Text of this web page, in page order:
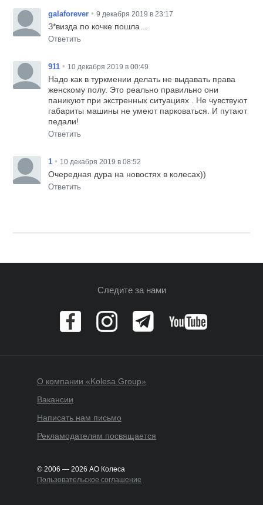
galaforever • 9 декабря 2019 в 23:17
З*визда по кочке пошла…
Ответить
911 • 10 декабря 2019 в 00:49
Надо как в туркмении делать не выдавать права
женскому полу. Это реально правильно они
паникуют при экстренных ситуациях . Не чувствуют
габариты машины не умеют парковаться. И путают
педали!
Ответить
1 • 10 декабря 2019 в 08:52
Очередная дура на новостях в колесах))
Ответить
Следите за нами
О компании «Kolesa Group»
Вакансии
Написать нам письмо
Рекламодателям посвящается
© 2006 — 2026 АО Колеса
Пользовательское соглашение